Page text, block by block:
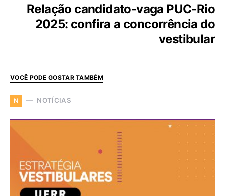
Relação candidato-vaga PUC-Rio
2025: confira a concorrência do
vestibular
VOCÊ PODE GOSTAR TAMBÉM
N NOTÍCIAS